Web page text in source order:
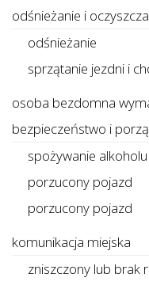
odśnieżanie i
odśnieżanie
sprzątanie jezdni i
osoba bezdomna
bezpieczeństwo i
spożywanie
porzucony pojazd
porzucony pojazd
komunikacja miejska
zniszczony lub brak